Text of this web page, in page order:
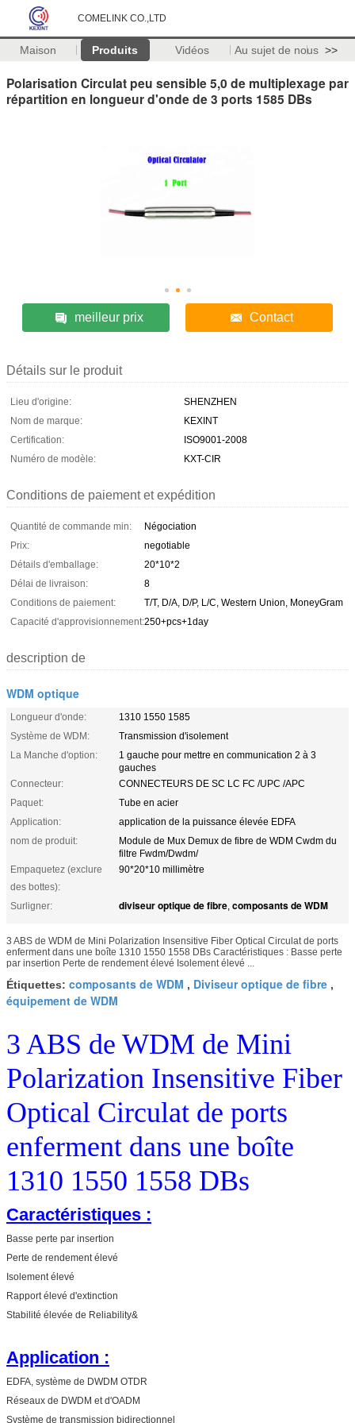
COMELINK CO.,LTD
Maison Produits Vidéos Au sujet de nous >>
Polarisation Circulat peu sensible 5,0 de multiplexage par
répartition en longueur d'onde de 3 ports 1585 DBs
meilleur prix Contact
Détails sur le produit
Lieu d'origine:
SHENZHEN
Nom de marque:
KEXINT
Certification:
ISO9001-2008
Numéro de modèle:
KXT-CIR
Conditions de paiement et expédition
Quantité de commande min:
Négociation
Prix:
negotiable
Détails d'emballage:
20*10*2
Délai de livraison:
8
Conditions de paiement:
T/T, D/A, D/P, L/C, Western Union, MoneyGram
Capacité d'approvisionnement:250+pcs+1day
description de
WDM optique
Longueur d'onde:
1310 1550 1585
Système de WDM:
Transmission d'isolement
La Manche d'option:
1 gauche pour mettre en communication 2 à 3
gauches
Connecteur:
CONNECTEURS DE SC LC FC /UPC /APC
Paquet:
Tube en acier
Application:
application de la puissance élevée EDFA
nom de produit:
Module de Mux Demux de fibre de WDM Cwdm du
filtre Fwdm/Dwdm/
Empaquetez (exclure
des bottes):
90*20*10 millimètre
Surligner: diviseur optique de fibre, composants de WDM
3 ABS de WDM de Mini Polarization Insensitive Fiber Optical Circulat de ports
enferment dans une boîte 1310 1550 1558 DBs Caractéristiques : Basse perte
par insertion Perte de rendement élevé Isolement élevé ...
Étiquettes: composants de WDM , Diviseur optique de fibre ,
équipement de WDM
3 ABS de WDM de Mini
Polarization Insensitive Fiber
Optical Circulat de ports
enferment dans une boîte
1310 1550 1558 DBs
Caractéristiques :
Basse perte par insertion
Perte de rendement élevé
Isolement élevé
Rapport élevé d'extinction
Stabilité élevée de Reliability&
Application :
EDFA, système de DWDM OTDR
Réseaux de DWDM et d'OADM
Système de transmission bidirectionnel